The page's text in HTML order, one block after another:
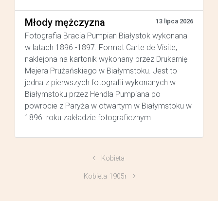
Młody mężczyzna 13 lipca 2026
Fotografia Bracia Pumpian Białystok wykonana
w latach 1896 -1897. Format Carte de Visite,
naklejona na kartonik wykonany przez Drukarnię
Mejera Prużańskiego w Białymstoku. Jest to
jedna z pierwszych fotografii wykonanych w
Białymstoku przez Hendla Pumpiana po
powrocie z Paryża w otwartym w Białymstoku w
1896 roku zakładzie fotograficznym
Kobieta
Kobieta 1905r